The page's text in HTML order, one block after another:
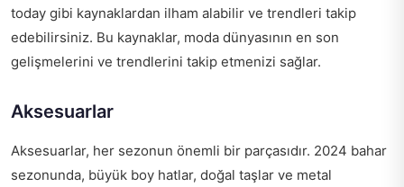
today gibi kaynaklardan ilham alabilir ve trendleri takip
edebilirsiniz. Bu kaynaklar, moda dünyasının en son
gelişmelerini ve trendlerini takip etmenizi sağlar.
Aksesuarlar
Aksesuarlar, her sezonun önemli bir parçasıdır. 2024 bahar
sezonunda, büyük boy hatlar, doğal taşlar ve metal